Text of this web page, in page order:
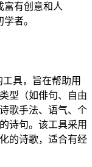
富有创意和人
者。
工具，旨在帮助用
型（如俳句、自由
歌手法、语气、个
诗句。该工具采用
的诗歌，适合有经